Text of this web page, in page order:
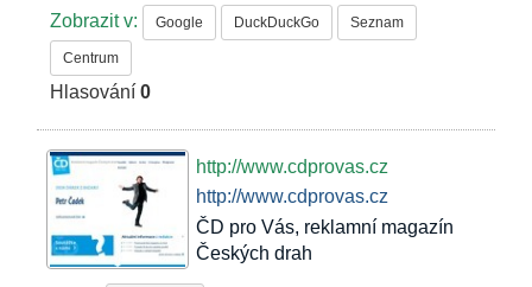
Zobrazit v: Google DuckDuckGo Seznam
Centrum
Hlasování0
http://www.cdprovas.cz
http://www.cdprovas.cz
ČD pro Vás, reklamní magazín
Českých drah